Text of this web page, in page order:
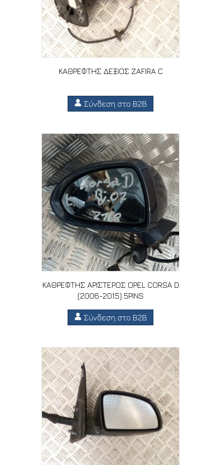
ΚΑΘΡΕΦΤΗΣ ΔΕΞΙΟΣ ZAFIRA C
Σύνδεση στο B2B
ΚΑΘΡΕΦΤΗΣ ΑΡΙΣΤΕΡΟΣ OPEL CORSA D
(2006-2015) 5PINS
Σύνδεση στο B2B